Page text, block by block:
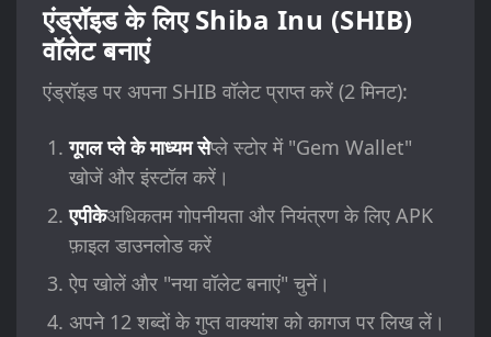
एंड्रॉइड के लिए Shiba Inu (SHIB)
वॉलेट बनाएं
एंड्रॉइड पर अपना SHIB वॉलेट प्राप्त करें (2 मिनट):
गूगल प्ले के माध्यम सेप्ले स्टोर में "Gem Wallet"
खोजें और इंस्टॉल करें।
एपीकेअधिकतम गोपनीयता और नियंत्रण के लिए APK
फ़ाइल डाउनलोड करें
ऐप खोलें और "नया वॉलेट बनाएं" चुनें।
अपने 12 शब्दों के गुप्त वाक्यांश को कागज पर लिख लें।